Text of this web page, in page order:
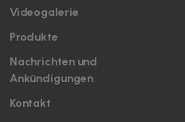
Videogalerie
Produkte
Nachrichten und
Ankündigungen
Kontakt